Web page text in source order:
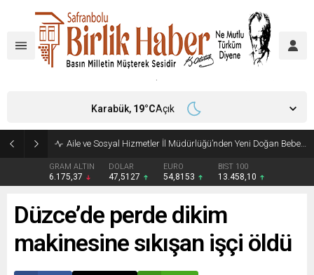
Aile ve Sosyal Hizmetler İl Müdürlüğü’nden Yeni Doğan Bebekler İçin Destek Çantası
GRAM ALTIN
6.175,37
DOLAR
47,5127
EURO
54,8153
BIST 100
13.458,10
Karabük, 19°CAçık
Düzce’de perde dikim
makinesine sıkışan işçi öldü